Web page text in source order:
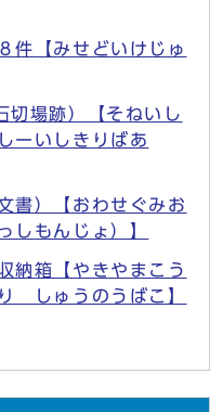
件【みせどいけじゅ
切場跡）【そねいし
ーいしきりばあ
書）【おわせぐみお
しもんじょ）】
箱【やきやまこう
しゅうのうばこ】